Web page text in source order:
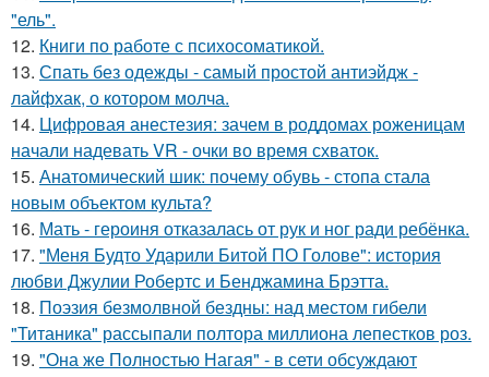
"ель".
12. Книги по работе с психосоматикой.
13. Спать без одежды - самый простой антиэйдж -
лайфхак, о котором молча.
14. Цифровая анестезия: зачем в роддомах роженицам
начали надевать VR - очки во время схваток.
15. Анатомический шик: почему обувь - стопа стала
новым объектом культа?
16. Мать - героиня отказалась от рук и ног ради ребёнка.
17. "Меня Будто Ударили Битой ПО Голове": история
любви Джулии Робертс и Бенджамина Брэтта.
18. Поэзия безмолвной бездны: над местом гибели
"Титаника" рассыпали полтора миллиона лепестков роз.
19. "Она же Полностью Нагая" - в сети обсуждают